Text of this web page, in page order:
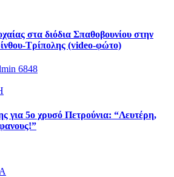
στα διόδια Σπαθοβουνίου στην
Τρίπολης (video-φώτο)
6848
για 5ο χρυσό Πετρούνια: “Λευτέρη,